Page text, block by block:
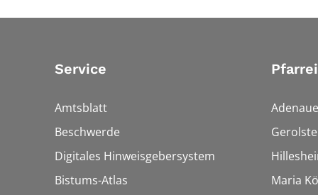
Service
Amtsblatt
Beschwerde
Digitales Hinweisgebersystem
Bistums-Atlas
Maria